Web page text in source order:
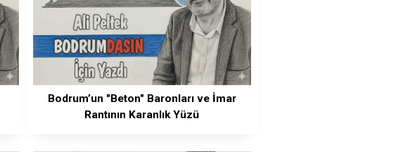
Bodrum’un "Beton" Baronları ve İmar
Rantının Karanlık Yüzü